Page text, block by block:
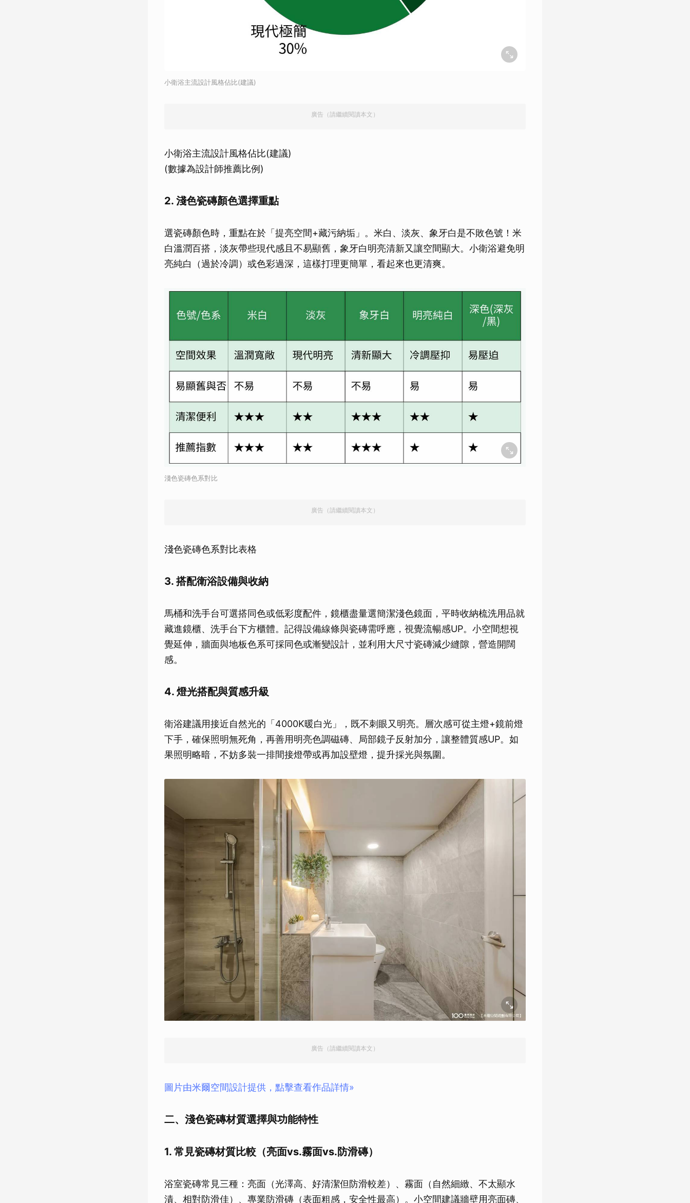
小衛浴主流設計風格佔比(建議)
廣告（請繼續閱讀本文）
小衛浴主流設計風格佔比(建議)
(數據為設計師推薦比例)
2. 淺色瓷磚顏色選擇重點
選瓷磚顏色時，重點在於「提亮空間+藏污納垢」。米白、淡灰、象牙白是不敗色號！米
白溫潤百搭，淡灰帶些現代感且不易顯舊，象牙白明亮清新又讓空間顯大。小衛浴避免明
亮純白（過於冷調）或色彩過深，這樣打理更簡單，看起來也更清爽。
淺色瓷磚色系對比
廣告（請繼續閱讀本文）
淺色瓷磚色系對比表格
3. 搭配衛浴設備與收納
馬桶和洗手台可選搭同色或低彩度配件，鏡櫃盡量選簡潔淺色鏡面，平時收納梳洗用品就
藏進鏡櫃、洗手台下方櫃體。記得設備線條與瓷磚需呼應，視覺流暢感UP。小空間想視
覺延伸，牆面與地板色系可採同色或漸變設計，並利用大尺寸瓷磚減少縫隙，營造開闊
感。
4. 燈光搭配與質感升級
衛浴建議用接近自然光的「4000K暖白光」，既不刺眼又明亮。層次感可從主燈+鏡前燈
下手，確保照明無死角，再善用明亮色調磁磚、局部鏡子反射加分，讓整體質感UP。如
果照明略暗，不妨多裝一排間接燈帶或再加設壁燈，提升採光與氛圍。
廣告（請繼續閱讀本文）
圖片由米爾空間設計提供，點擊查看作品詳情»
二、淺色瓷磚材質選擇與功能特性
1. 常見瓷磚材質比較（亮面vs.霧面vs.防滑磚）
浴室瓷磚常見三種：亮面（光澤高、好清潔但防滑較差）、霧面（自然細緻、不太顯水
漬、相對防滑佳）、專業防滑磚（表面粗感，安全性最高）。小空間建議牆壁用亮面磚、